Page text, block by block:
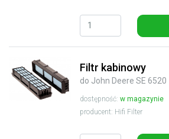
Filtr kabinowy
do John Deere SE 6520
dostępność: w magazynie
producent: Hifi Filter